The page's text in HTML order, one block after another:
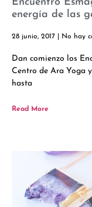
energía de las
28 junio, 2017 No hay
Dan comienzo los
Centro de Ara Yoga
hasta
Read More